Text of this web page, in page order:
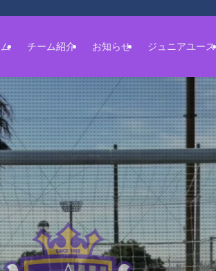
チーム紹介 お知らせ ジュニアユース